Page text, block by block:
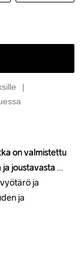
on valmistettu
joustavasta
ja
ja
on valmistettu
joustavasta
ja
ja